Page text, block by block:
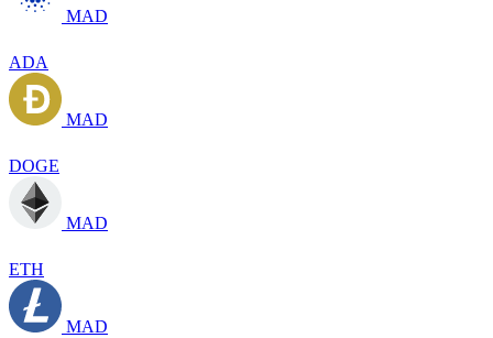
MAD
ADA
MAD
DOGE
MAD
ETH
MAD